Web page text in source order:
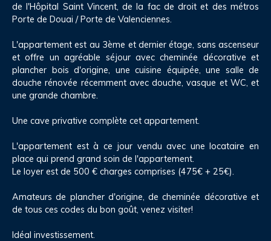
de l'Hôpital Saint Vincent, de la fac de droit et des métros
Porte de Douai / Porte de Valenciennes.
L'appartement est au 3ème et dernier étage, sans ascenseur
et offre un agréable séjour avec cheminée décorative et
plancher bois d'origine, une cuisine équipée, une salle de
douche rénovée récemment avec douche, vasque et WC, et
une grande chambre.
Une cave privative complète cet appartement.
L'appartement est à ce jour vendu avec une locataire en
place qui prend grand soin de l'appartement.
Le loyer est de 500 € charges comprises (475€ + 25€).
Amateurs de plancher d'origine, de cheminée décorative et
de tous ces codes du bon goût, venez visiter!
Idéal investissement.